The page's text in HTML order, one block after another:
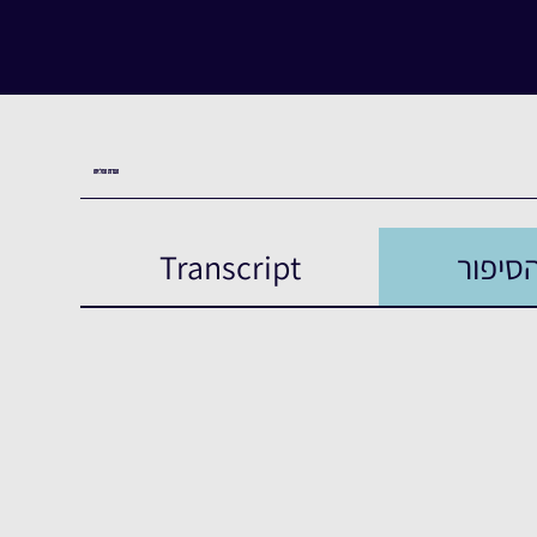
העדות המלאה
Transcript